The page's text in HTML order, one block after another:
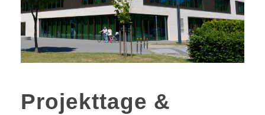
Projekttage &